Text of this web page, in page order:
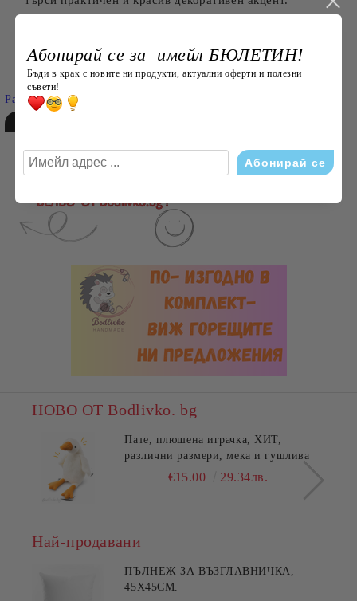
Търси
Разширено търсене
НОВО ОТ Bodlivko. bg
Пате, плюшена играчка, ХИТ,
различни размери, мека и гушлива
€15.00 29.34лв.
Най-продавани
ПЪЛНЕЖ ЗА ВЪЗГЛАВНИЧКА,
45X45СМ.
Абонирай се за имейл БЮЛЕТИН!
Бъди в крак с новите ни продукти, актуални оферти и полезни
съвети!